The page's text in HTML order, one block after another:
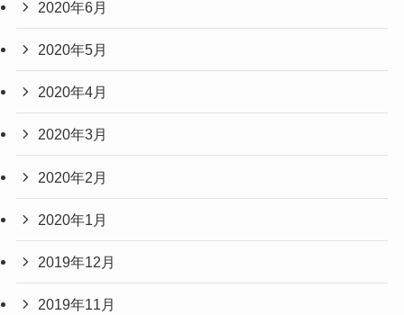
2020年6月
2020年5月
2020年4月
2020年3月
2020年2月
2020年1月
2019年12月
2019年11月